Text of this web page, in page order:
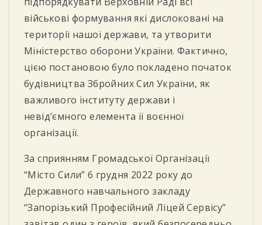
військові формування які дислоковані на
території нашої держави, та утворити
Міністерство оборони України. Фактично,
цією постановою було покладено початок
будівництва Збройних Сил України, як
важливого інституту держави і
невідʼємного елемента її воєнної
організації.
За сприянням Громадської Організації
“Місто Сили” 6 грудня 2022 року до
Державного навчального закладу
“Запорізький Професійний Ліцей Сервісу”